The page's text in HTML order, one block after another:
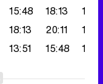
15:48 18:13
18:13 20:11
13:51 15:48